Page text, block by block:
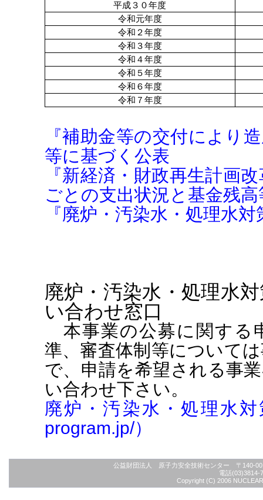
平成３０年度
令和元年度
令和２年度
令和３年度
令和４年度
令和５年度
令和６年度
令和７年度
『補助金等の交付により
等に基づく公表
『新経済・財政再生計画
ごとの支出状況と基金残
『廃炉・汚染水・処理水
廃炉・汚染水・処理水
い合わせ窓口
本事業の公募に関する
準、審査体制等について
で、申請を希望される事
い合わせ下さい。
廃炉・汚染水・処理水
program.jp/）
公益財団法人 原子力安全技術センター 〒140-
電話
Copyright (C) 2006